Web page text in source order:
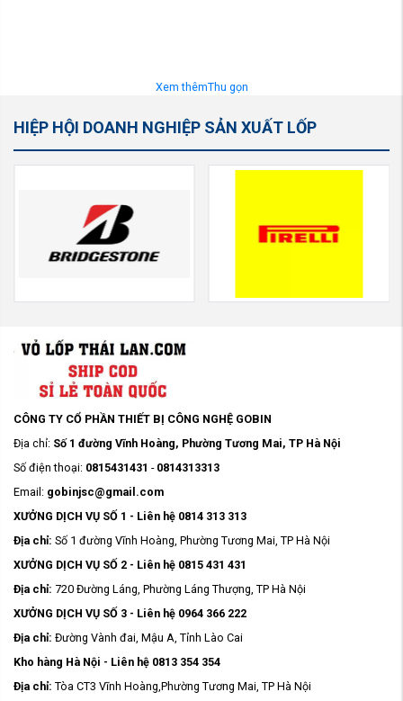
Xem thêmThu gọn
HIỆP HỘI DOANH NGHIỆP SẢN XUẤT LỐP
CÔNG TY CỔ PHẦN THIẾT BỊ CÔNG NGHỆ GOBIN
Địa chỉ: Số 1 đường Vĩnh Hoàng, Phường Tương Mai, TP Hà Nội
Số điện thoại: 0815431431 - 0814313313
Email: gobinjsc@gmail.com
XƯỞNG DỊCH VỤ SỐ 1 - Liên hệ 0814 313 313
Địa chỉ: Số 1 đường Vĩnh Hoàng, Phường Tương Mai, TP Hà Nội
XƯỞNG DỊCH VỤ SỐ 2 - Liên hệ 0815 431 431
Địa chỉ: 720 Đường Láng, Phường Láng Thượng, TP Hà Nội
XƯỞNG DỊCH VỤ SỐ 3 - Liên hệ 0964 366 222
Địa chỉ: Đường Vành đai, Mậu A, Tỉnh Lào Cai
Kho hàng Hà Nội - Liên hệ 0813 354 354
Địa chỉ: Tòa CT3 Vĩnh Hoàng,Phường Tương Mai, TP Hà Nội